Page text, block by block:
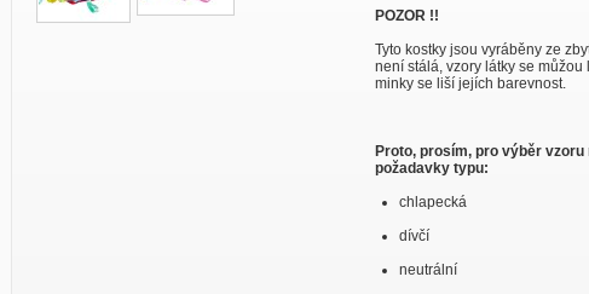
POZOR !!
Tyto kostky jsou vyráběny ze
není stálá, vzory látky se
minky se liší jejích barevnost.
Proto, prosím, pro výběr
požadavky typu:
chlapecká
dívčí
neutrální